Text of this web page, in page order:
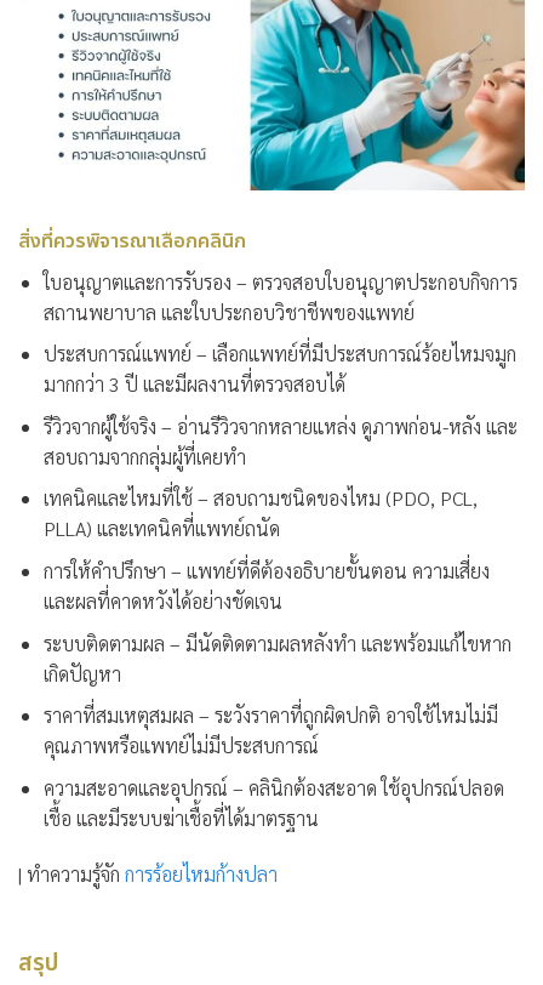
สิ่งที่ควรพิจารณาเลือกคลินิก
ใบอนุญาตและการรับรอง – ตรวจสอบใบอนุญาตประกอบกิจการ
สถานพยาบาล และใบประกอบวิชาชีพของแพทย์
ประสบการณ์แพทย์ – เลือกแพทย์ที่มีประสบการณ์ร้อยไหมจมูก
มากกว่า 3 ปี และมีผลงานที่ตรวจสอบได้
รีวิวจากผู้ใช้จริง – อ่านรีวิวจากหลายแหล่ง ดูภาพก่อน-หลัง และ
สอบถามจากกลุ่มผู้ที่เคยทำ
เทคนิคและไหมที่ใช้– สอบถามชนิดของไหม (PDO, PCL,
PLLA) และเทคนิคที่แพทย์ถนัด
การให้คำปรึกษา – แพทย์ที่ดีต้องอธิบายขั้นตอน ความเสี่ยง
และผลที่คาดหวังได้อย่างชัดเจน
ระบบติดตามผล – มีนัดติดตามผลหลังทำ และพร้อมแก้ไขหาก
เกิดปัญหา
ราคาที่สมเหตุสมผล – ระวังราคาที่ถูกผิดปกติ อาจใช้ไหมไม่มี
คุณภาพหรือแพทย์ไม่มีประสบการณ์
ความสะอาดและอุปกรณ์ – คลินิกต้องสะอาด ใช้อุปกรณ์ปลอด
เชื้อ และมีระบบฆ่าเชื้อที่ได้มาตรฐาน
| ทำความรู้จัก การร้อยไหมก้างปลา
สรุป